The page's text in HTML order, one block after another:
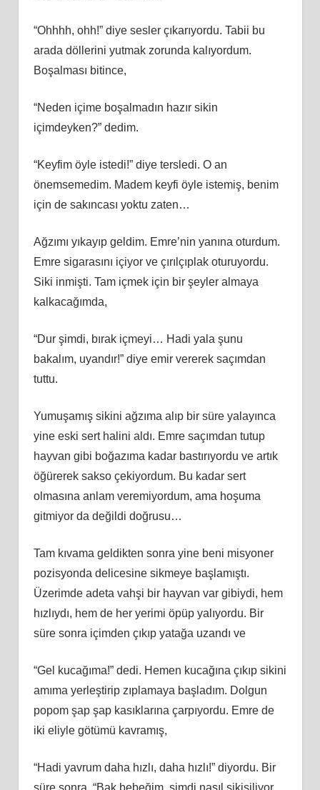
“Ohhhh, ohh!” diye sesler çıkarıyordu. Tabii bu
arada döllerini yutmak zorunda kalıyordum.
Boşalması bitince,
“Neden içime boşalmadın hazır sikin
içimdeyken?” dedim.
“Keyfim öyle istedi!” diye tersledi. O an
önemsemedim. Madem keyfi öyle istemiş, benim
için de sakıncası yoktu zaten…
Ağzımı yıkayıp geldim. Emre’nin yanına oturdum.
Emre sigarasını içiyor ve çırılçıplak oturuyordu.
Siki inmişti. Tam içmek için bir şeyler almaya
kalkacağımda,
“Dur şimdi, bırak içmeyi… Hadi yala şunu
bakalım, uyandır!” diye emir vererek saçımdan
tuttu.
Yumuşamış sikini ağzıma alıp bir süre yalayınca
yine eski sert halini aldı. Emre saçımdan tutup
hayvan gibi boğazıma kadar bastırıyordu ve artık
öğürerek sakso çekiyordum. Bu kadar sert
olmasına anlam veremiyordum, ama hoşuma
gitmiyor da değildi doğrusu…
Tam kıvama geldikten sonra yine beni misyoner
pozisyonda delicesine sikmeye başlamıştı.
Üzerimde adeta vahşi bir hayvan var gibiydi, hem
hızlıydı, hem de her yerimi öpüp yalıyordu. Bir
süre sonra içimden çıkıp yatağa uzandı ve
“Gel kucağıma!” dedi. Hemen kucağına çıkıp sikini
amıma yerleştirip zıplamaya başladım. Dolgun
popom şap şap kasıklarına çarpıyordu. Emre de
iki eliyle götümü kavramış,
“Hadi yavrum daha hızlı, daha hızlı!” diyordu. Bir
süre sonra, “Bak bebeğim, şimdi nasıl sikişiliyor